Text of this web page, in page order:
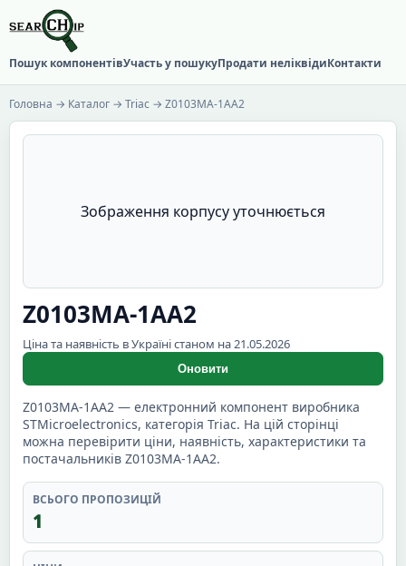
Пошук компонентівУчасть у пошукуПродати неліквідиКонтакти
Головна → Каталог → Triac → Z0103MA-1AA2
Зображення корпусу уточнюється
Z0103MA-1AA2
Ціна та наявність в Україні станом на 21.05.2026
Оновити
Z0103MA-1AA2 — електронний компонент виробника
STMicroelectronics, категорія Triac. На цій сторінці
можна перевірити ціни, наявність, характеристики та
постачальників Z0103MA-1AA2.
ВСЬОГО ПРОПОЗИЦІЙ
1